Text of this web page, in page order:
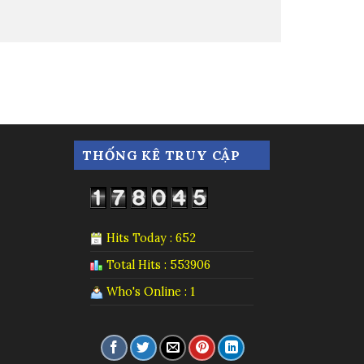
THỐNG KÊ TRUY CẬP
Hits Today : 652
Total Hits : 553906
Who's Online : 1